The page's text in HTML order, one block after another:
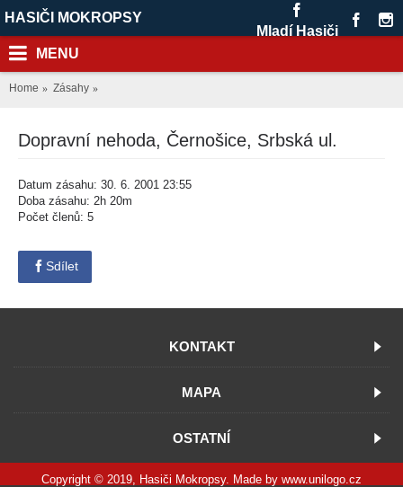
HASIČI MOKROPSY
Mladí Hasiči
MENU
Home Zásahy
Dopravní nehoda, Černošice, Srbská ul.
Datum zásahu: 30. 6. 2001 23:55
Doba zásahu: 2h 20m
Počet členů: 5
Sdílet
KONTAKT
MAPA
OSTATNÍ
Copyright © 2019, Hasiči Mokropsy. Made by www.unilogo.cz